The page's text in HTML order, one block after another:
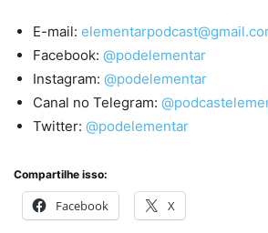
E-mail:
Facebook: @podelementar
Instagram: @podelementar
Canal no Telegram:
Twitter: @podelementar
Compartilhe isso:
Facebook X